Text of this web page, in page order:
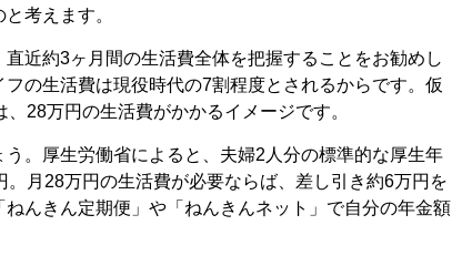
考えます。
近約3ヶ月間の生活費全体を把握することをお勧めし
の生活費は現役時代の7割程度とされるからです。仮
28万円の生活費がかかるイメージです。
。厚生労働省によると、夫婦2人分の標準的な厚生年
月28万円の生活費が必要ならば、差し引き約6万円を
んきん定期便」や「ねんきんネット」で自分の年金額